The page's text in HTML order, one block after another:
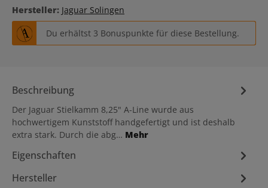
Hersteller: Jaguar Solingen
Du erhältst 3 Bonuspunkte für diese Bestellung.
Beschreibung
Der Jaguar Stielkamm 8,25" A-Line wurde aus
hochwertigem Kunststoff handgefertigt und ist deshalb
extra stark. Durch die abg… Mehr
Eigenschaften
Hersteller